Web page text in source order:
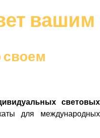
вашим
своем
световых
для международных